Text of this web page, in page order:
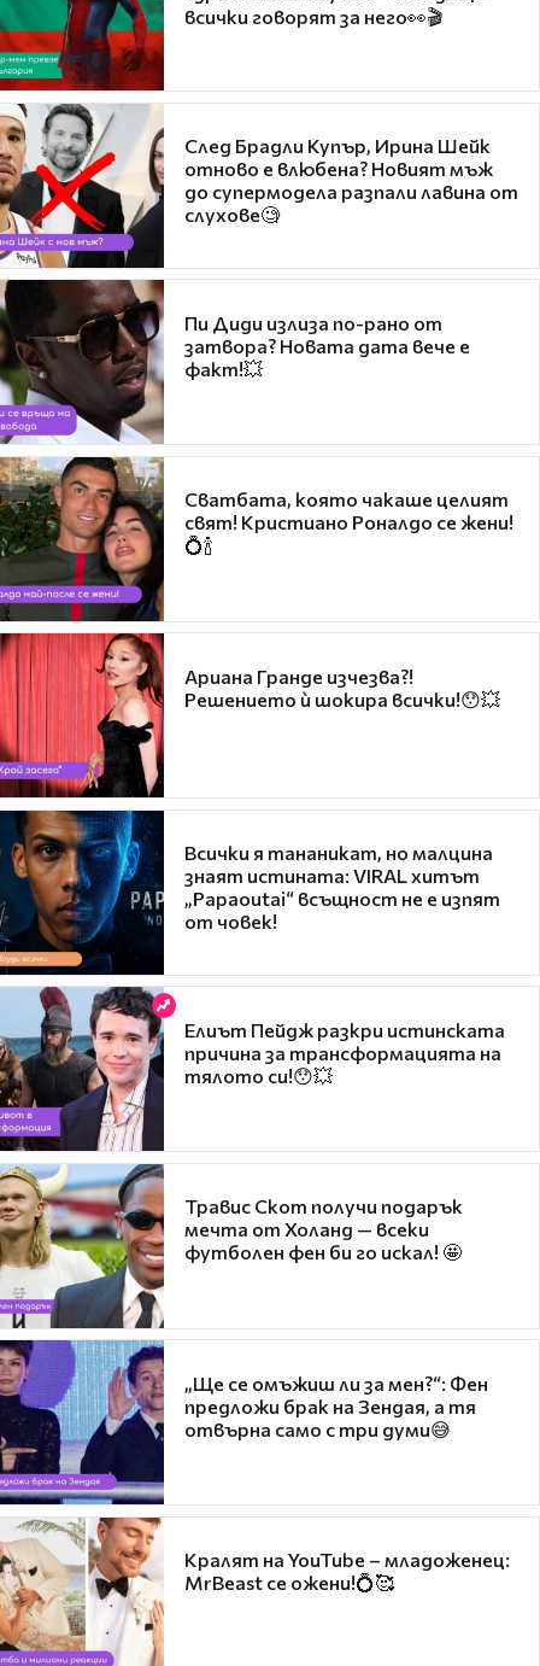
всички говорят за него👀🎬
След Брадли Купър, Ирина Шейк
отново е влюбена? Новият мъж
до супермодела разпали лавина от
слухове🧐
Пи Диди излиза по-рано от
затвора? Новата дата вече е
факт!💥
Сватбата, която чакаше целият
свят! Кристиано Роналдо се жени!
💍🍾
Ариана Гранде изчезва?!
Решението ѝ шокира всички!😯💥
Всички я тананикат, но малцина
знаят истината: VIRAL хитът
„Papaoutai“ всъщност не е изпят
от човек!
Елиът Пейдж разкри истинската
причина за трансформацията на
тялото си!😯💥
Травис Скот получи подарък
мечта от Холанд — всеки
футболен фен би го искал! 🤩
„Ще се омъжиш ли за мен?“: Фен
предложи брак на Зендая, а тя
отвърна само с три думи😅
Кралят на YouTube – младоженец:
MrBeast се ожени!💍🥰